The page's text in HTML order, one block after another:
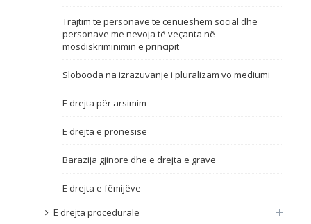
Trajtim të personave të cenueshëm social dhe
personave me nevoja të veçanta në
mosdiskriminimin e principit
Slobooda na izrazuvanje i pluralizam vo mediumi
E drejta për arsimim
E drejta e pronësisë
Barazija gjinore dhe e drejta e grave
E drejta e fëmijëve
E drejta procedurale